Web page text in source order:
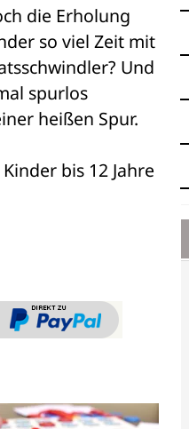
die Erholung
so viel Zeit mit
Und
spurlos
heißen Spur.
bis 12 Jahre